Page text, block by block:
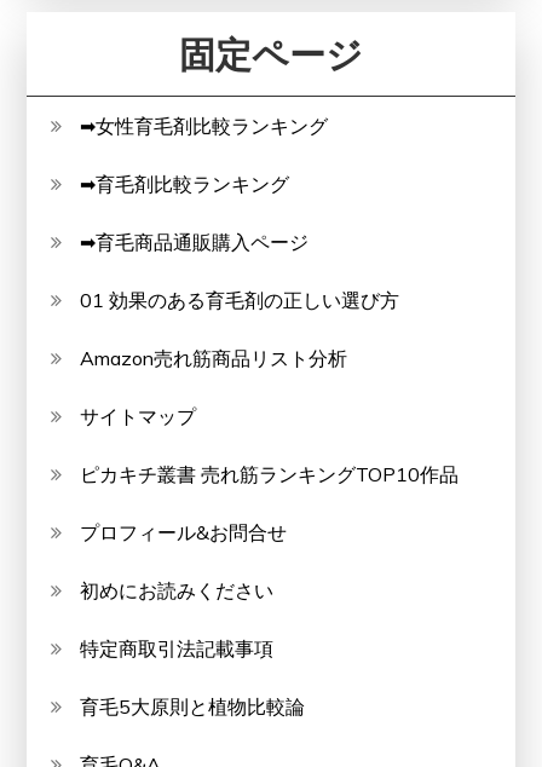
固定ページ
➡女性育毛剤比較ランキング
➡育毛剤比較ランキング
➡育毛商品通販購入ページ
01 効果のある育毛剤の正しい選び方
Amazon売れ筋商品リスト分析
サイトマップ
ピカキチ叢書 売れ筋ランキングTOP10作品
プロフィール&お問合せ
初めにお読みください
特定商取引法記載事項
育毛5大原則と植物比較論